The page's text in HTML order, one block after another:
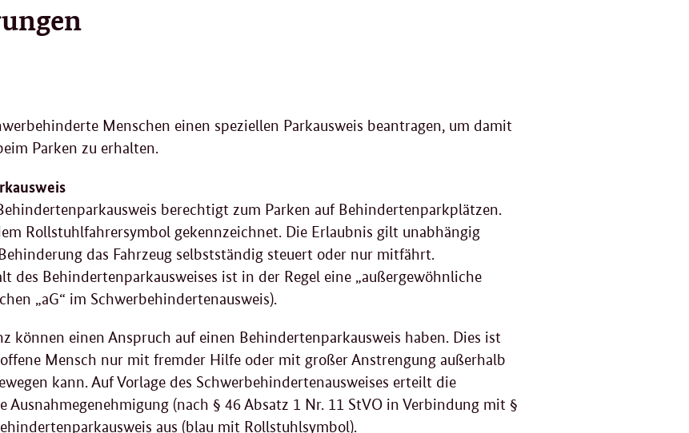
Menschen einen speziellen Parkausweis beantragen, um damit
Parken zu erhalten.
berechtigt zum Parken auf Behindertenparkplätzen.
Rollstuhlfahrersymbol gekennzeichnet. Die Erlaubnis gilt unabhängig
das Fahrzeug selbstständig steuert oder nur mitfährt.
des Behindertenparkausweises ist in der Regel eine „außergewöhnliche
„aG“ im Schwerbehindertenausweis).
können einen Anspruch auf einen Behindertenparkausweis haben. Dies ist
Mensch nur mit fremder Hilfe oder mit großer Anstrengung außerhalb
kann. Auf Vorlage des Schwerbehindertenausweises erteilt die
Ausnahmegenehmigung (nach § 46 Absatz 1 Nr. 11 StVO in Verbindung mit §
aus (blau mit Rollstuhlsymbol).